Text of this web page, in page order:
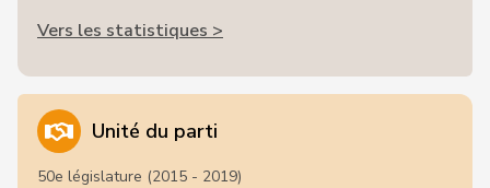
Vers les statistiques >
Unité du parti
50e législature (2015 - 2019)